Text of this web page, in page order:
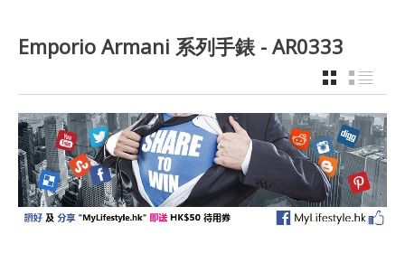
Emporio Armani 系列手錶 - AR0333
GRID